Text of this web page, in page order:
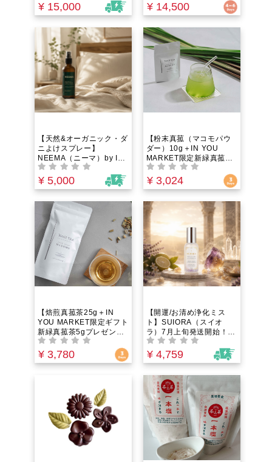
¥ 15,000 ¥ 14,500
【天然&オーガニック・ダ
ニよけスプレー】
NEEMA（ニーマ）by IN
YOU｜ベッドや布団に直
接使える殺虫成分・有害
添加物ゼロの100%植物由
水を一滴も使わずヒバ×ニ
ームの力で大人と子ども
の睡眠環境を安全に守
る！
¥ 5,000
【粉末真菰（マコモパウ
ダー）10g＋IN YOU
MARKET限定新緑真菰茶
5gプレゼント】NAGI
TEA 島根県安来市・清水
寺の麓に自生する野生の
¥ 3,024
【焙煎真菰茶25g＋IN
YOU MARKET限定ギフト
新緑真菰茶5gプレゼン
ト】NAGI TEA ｜香ばし
くやさしく。島根県安来
市・清水寺の麓で育った
¥ 3,780
【開運/お清め浄化ミス
ト】SUIORA（スイオ
ラ）7月上旬発送開始！IN
YOUオリジナル｜マイナ
スをプラスに転じエネル
ギーを高めるオーガニッ
と植物の力で空間エネル
ギーを整え、豊かさを呼
び込む無添加ルームフレ
グランス・持ち歩き用お
守りにも！
¥ 4,759